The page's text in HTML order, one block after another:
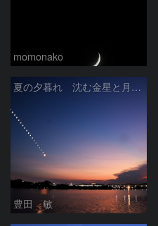
momonako
夏の夕暮れ 沈む金星と月 2026/7/20
豊田 敏